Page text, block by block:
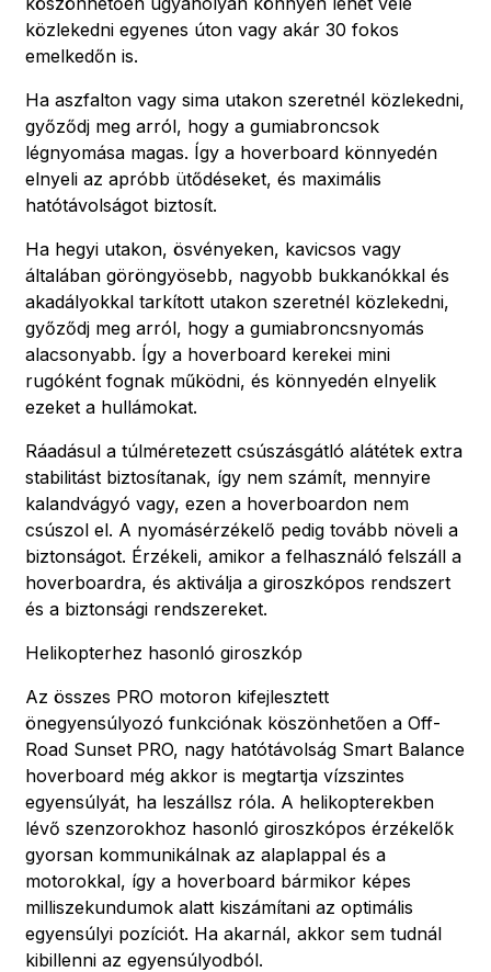
közlekedni egyenes úton vagy akár 30 fokos
emelkedőn is.
Ha aszfalton vagy sima utakon szeretnél közlekedni,
győződj meg arról, hogy a gumiabroncsok
légnyomása magas. Így a hoverboard könnyedén
elnyeli az apróbb ütődéseket, és maximális
hatótávolságot biztosít.
Ha hegyi utakon, ösvényeken, kavicsos vagy
általában göröngyösebb, nagyobb bukkanókkal és
akadályokkal tarkított utakon szeretnél közlekedni,
győződj meg arról, hogy a gumiabroncsnyomás
alacsonyabb. Így a hoverboard kerekei mini
rugóként fognak működni, és könnyedén elnyelik
ezeket a hullámokat.
Ráadásul a túlméretezett csúszásgátló alátétek extra
stabilitást biztosítanak, így nem számít, mennyire
kalandvágyó vagy, ezen a hoverboardon nem
csúszol el. A nyomásérzékelő pedig tovább növeli a
biztonságot. Érzékeli, amikor a felhasználó felszáll a
hoverboardra, és aktiválja a giroszkópos rendszert
és a biztonsági rendszereket.
Helikopterhez hasonló giroszkóp
Az összes PRO motoron kifejlesztett
önegyensúlyozó funkciónak köszönhetően a Off-
Road Sunset PRO, nagy hatótávolság Smart Balance
hoverboard még akkor is megtartja vízszintes
egyensúlyát, ha leszállsz róla. A helikopterekben
lévő szenzorokhoz hasonló giroszkópos érzékelők
gyorsan kommunikálnak az alaplappal és a
motorokkal, így a hoverboard bármikor képes
milliszekundumok alatt kiszámítani az optimális
egyensúlyi pozíciót. Ha akarnál, akkor sem tudnál
kibillenni az egyensúlyodból.